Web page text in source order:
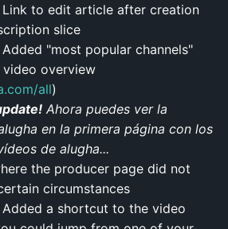
Link to edit article after creation
slice
"most popular channels"
overview
all)
Ahora puedes ver la
en la primera página con los
de alugha...
the producer page did not
circumstances
Added a shortcut to the video